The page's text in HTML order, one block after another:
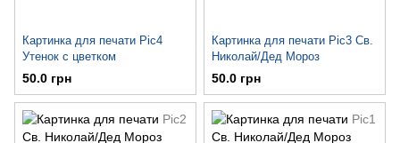
Картинка для печати Pic4
Утенок с цветком
50.0 грн
Картинка для печати Pic3 Св.
Николай/Дед Мороз
50.0 грн